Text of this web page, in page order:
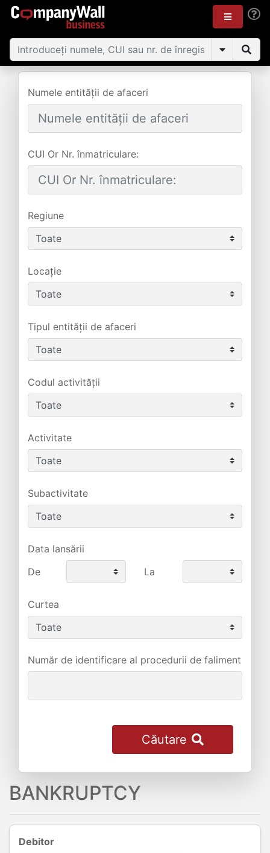
Numele entității de afaceri
CUI Or Nr. înmatriculare:
Regiune
Locație
Tipul entității de afaceri
Codul activității
Activitate
Subactivitate
Data lansării
De
La
Curtea
Număr de identificare al procedurii de faliment
Căutare
BANKRUPTCY
Debitor